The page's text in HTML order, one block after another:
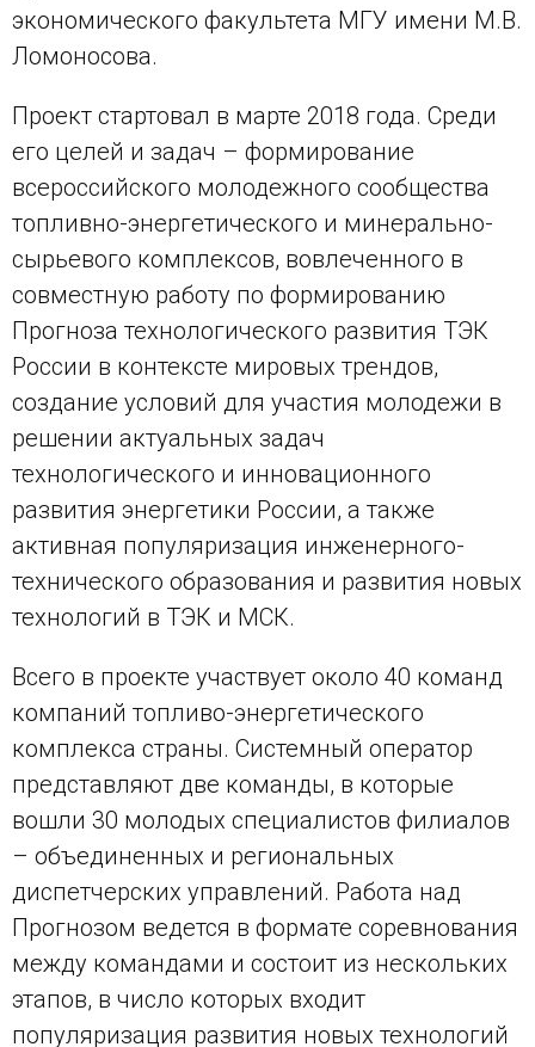
экономического факультета МГУ имени М.В.
Ломоносова.
Проект стартовал в марте 2018 года. Среди
его целей и задач – формирование
всероссийского молодежного сообщества
топливно-энергетического и минерально-
сырьевого комплексов, вовлеченного в
совместную работу по формированию
Прогноза технологического развития ТЭК
России в контексте мировых трендов,
создание условий для участия молодежи в
решении актуальных задач
технологического и инновационного
развития энергетики России, а также
активная популяризация инженерного-
технического образования и развития новых
технологий в ТЭК и МСК.
Всего в проекте участвует около 40 команд
компаний топливо-энергетического
комплекса страны. Системный оператор
представляют две команды, в которые
вошли 30 молодых специалистов филиалов
– объединенных и региональных
диспетчерских управлений. Работа над
Прогнозом ведется в формате соревнования
между командами и состоит из нескольких
этапов, в число которых входит
популяризация развития новых технологий